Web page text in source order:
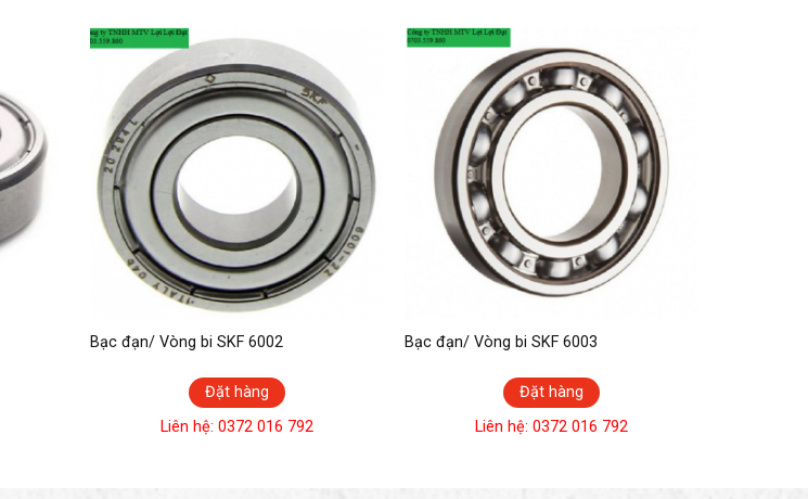
Bạc đạn/ Vòng bi SKF 6002
Đặt hàng
Liên hệ: 0372 016 792
Bạc đạn/ Vòng bi SKF 6003
Đặt hàng
Liên hệ: 0372 016 792